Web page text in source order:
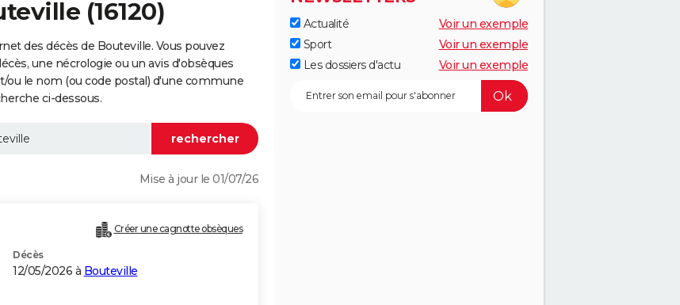
(16120)
des décès de Bouteville. Vous pouvez
une nécrologie ou un avis d'obsèques
le nom (ou code postal) d'une commune
ci-dessous.
Mise à jour le 01/07/26
Créer une cagnotte obsèques
Décès
12/05/2026 à Bouteville
Actualité
Voir un exemple
Sport
Voir un exemple
Les dossiers d'actu
Voir un exemple